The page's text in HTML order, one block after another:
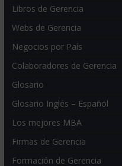
Libros de Gerencia
Webs de Gerencia
Negocios por País
Colaboradores de Gerencia
Glosario
Glosario Inglés – Español
Los mejores MBA
Firmas de Gerencia
Formación de Gerencia